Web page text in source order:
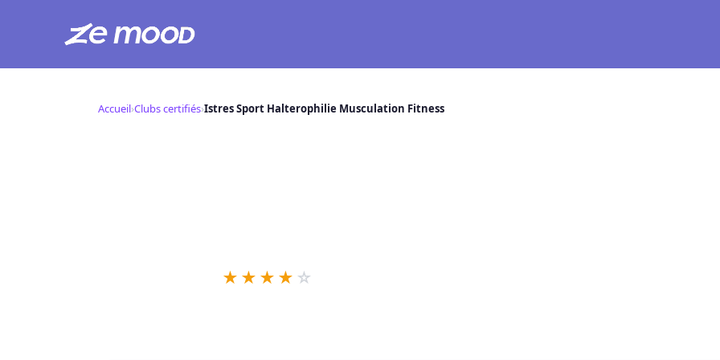
Accueil›Clubs certifiés›Istres Sport Halterophilie Musculation Fitness
★ ★ ★ ★ ☆